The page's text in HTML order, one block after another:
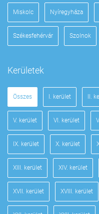
Miskolc Nyíregyháza
Székesfehérvár Szolnok
Kerületek
Összes I. kerület II.
V. kerület VI. kerület
IX. kerület X. kerület
XIII. kerület XIV. kerület
XVII. kerület XVIII. kerület